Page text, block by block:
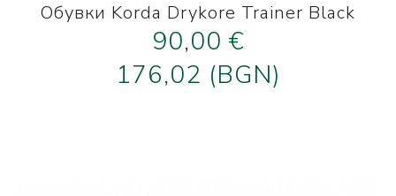
Обувки Korda Drykore Trainer Black
90,00 €
176,02 (BGN)